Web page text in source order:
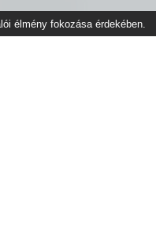
élmény fokozása érdekében.